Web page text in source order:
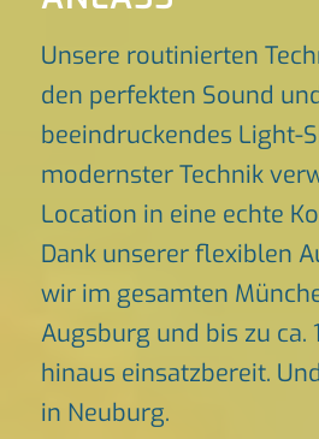
Unsere routinierten
den perfekten Sound
beeindruckendes Light-
modernster Technik
Location in eine echte
Dank unserer flexiblen
wir im gesamten
Augsburg und bis zu ca.
hinaus einsatzbereit.
in Neuburg.